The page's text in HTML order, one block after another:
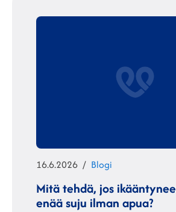
Julkaistu
16.6.2026 Kategoriat
Blogi
Mitä tehdä, jos
enää suju ilman apua?